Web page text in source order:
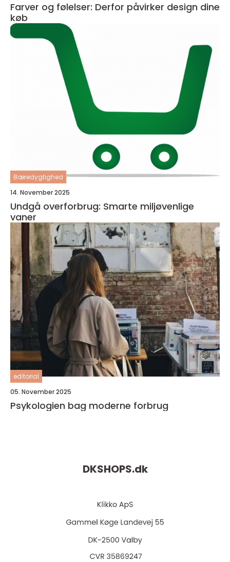
Farver og følelser: Derfor påvirker design dine
køb
Bæredygtighed
14. November 2025
Undgå overforbrug: Smarte miljøvenlige
vaner
editorial
05. November 2025
Psykologien bag moderne forbrug
DKSHOPS.dk